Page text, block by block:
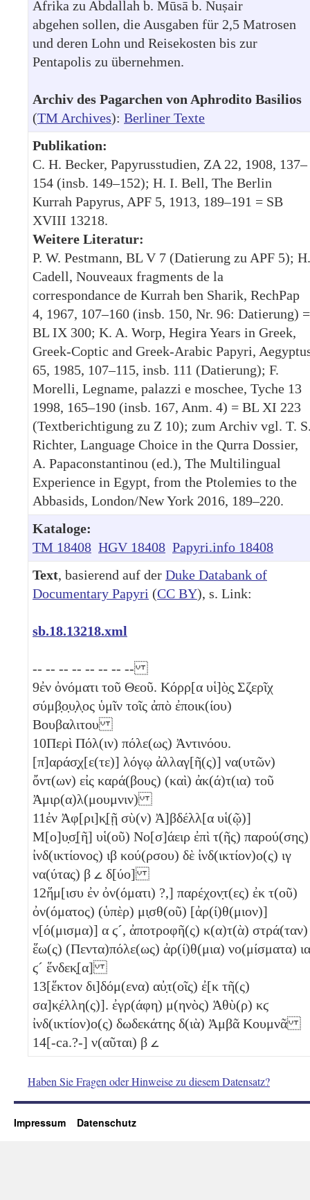
Afrika zu Abdallah b. Mūsā b. Nuṣair
abgehen sollen, die Ausgaben für 2,5 Matrosen
und deren Lohn und Reisekosten bis zur
Pentapolis zu übernehmen.
Archiv des Pagarchen von Aphrodito Basilios
(TM Archives): Berliner Texte
Publikation:
C. H. Becker, Papyrusstudien, ZA 22, 1908, 137–
154 (insb. 149–152); H. I. Bell, The Berlin
Kurrah Papyrus, APF 5, 1913, 189–191 = SB
XVIII 13218.
Weitere Literatur:
P. W. Pestmann, BL V 7 (Datierung zu APF 5); H.
Cadell, Nouveaux fragments de la
correspondance de Kurrah ben Sharik, RechPap
4, 1967, 107–160 (insb. 150, Nr. 96: Datierung) =
BL IX 300; K. A. Worp, Hegira Years in Greek,
Greek-Coptic and Greek-Arabic Papyri,
65, 1985, 107–115, insb. 111 (Datierung); F.
Morelli, Legname, palazzi e moschee, Tyche 13
1998, 165–190 (insb. 167, Anm. 4) = BL XI 223
(Textberichtigung zu Z 10); zum Archiv vgl. T.
Richter, Language Choice in the Qurra Dossier,
A. Papaconstantinou (ed.), The Multilingual
Experience in Egypt, from the Ptolemies to the
Abbasids, London/New York 2016, 189–220.
Kataloge:
TM 18408 HGV 18408 Papyri.info 18408
Text, basierend auf der Duke Databank of
Documentary Papyri (CC BY), s. Link:
sb.18.13218.xml
-- -- -- -- -- -- -- --
9ἐν ὀνόματι τοῦ Θεοῦ. Κόρρ[α υἱ]ὸ̣ς̣ Σζ̣ερῖχ
σύμβ̣ο̣υ̣λ̣ος ὑμῖν τοῖς ἀπὸ ἐποικ(ίου)
Βουβαλιτου
10Περὶ Πόλ(ιν) πόλε(ως) Ἀντινόου.
[π]αράσ̣χ[ε(τε)] λόγῳ ἀλλαγ[ῆ(ς)] να(υτῶν)
ὄντ(ων) εἰς καρά(βους) (καὶ) ἀκ(ά)τ(ια) τοῦ
Ἀμιρ(α)λ(μουμνιν)
11ἐν Ἀφ[ρι]κ̣[ῇ σὺ(ν) Ἀ]βδέλλ[α υἱ(ῷ)]
Μ[ο]υ̣σ̣[ῆ] υἱ(οῦ) Νο[σ]άειρ ἐπὶ τ(ῆς) παρού(σης)
ἰνδ(ικτίονος) ιβ κού(ρσου) δὲ ἰνδ(ικτίον)ο(ς) ιγ
να(ύτας) β 𐅵 δ[ύο]
12ἥμ[ισυ ἐν ὀν(όματι) ?,] παρέχον̣τ(ες) ἐκ τ(οῦ)
ὀν(όματος) (ὑπὲρ) μι̣σθ(οῦ) [ἀρ(ί)θ(μιον)]
ν[ό(μισμα)] α ϛ´, ἀποτροφῆ(ς) κ(α)τ(ὰ) στρά(ταν)
ἕω(ς) (Πεντα)πόλε(ως) ἀρ(ί)θ(μια) νο(μίσματα) ια
ϛ´ ἕνδεκ̣[α]
13[ἕκτον δι]δόμ(ενα) αὐ̣τ(οῖς) ἐ[κ τῆ(ς)
σα]κ̣έλλη(ς)]. ἐγρ(άφη) μ(ηνὸς) Ἁθὺ(ρ) κϛ
ἰνδ(ικτίον)ο(ς) δωδεκάτης δ(ιὰ) Ἀμβᾶ Κουμνᾶ
14[-ca.?-] ν(αῦται) β 𐅵
Haben Sie Fragen oder Hinweise zu diesem Datensatz?
Impressum Datenschutz